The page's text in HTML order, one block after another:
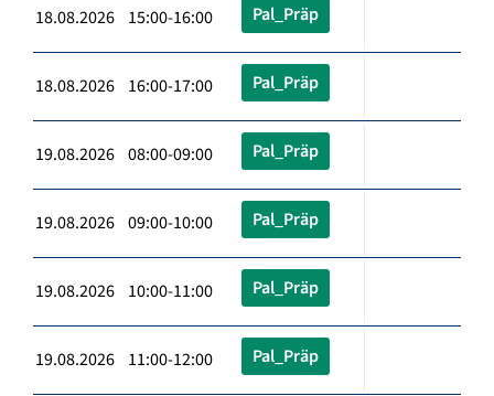
18.08.2026 15:00-16:00 Pal_Präp
18.08.2026 16:00-17:00 Pal_Präp
19.08.2026 08:00-09:00 Pal_Präp
19.08.2026 09:00-10:00 Pal_Präp
19.08.2026 10:00-11:00 Pal_Präp
19.08.2026 11:00-12:00 Pal_Präp